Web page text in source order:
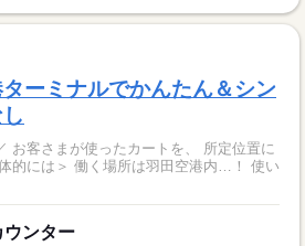
ターミナルでかんたん＆シン
お客さまが使ったカートを、 所定位置に
ウンター